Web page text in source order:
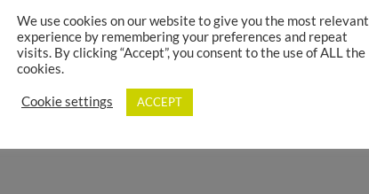
zugehörigen Datenblatt, das hinter der jeweiligen
Anfrage.
We use cookies on our website to give you the most relevant
experience by remembering your preferences and repeat
visits. By clicking “Accept”, you consent to the use of ALL the
cookies.
Cookie settings ACCEPT